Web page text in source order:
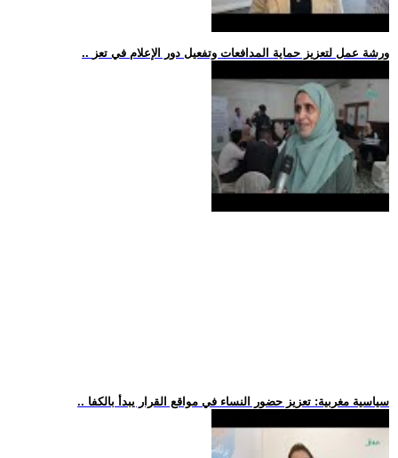
.. ورشة عمل لتعزيز حماية المدافعات وتفعيل دور الإعلام في تعز
.. سياسية مغربية: تعزيز حضور النساء في مواقع القرار يبدأ بالكفا